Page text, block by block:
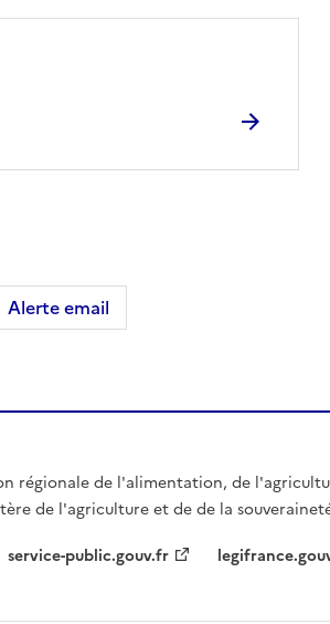
Alerte email
régionale de l'alimentation, de
de l'agriculture et de de la
service-public.gouv.fr